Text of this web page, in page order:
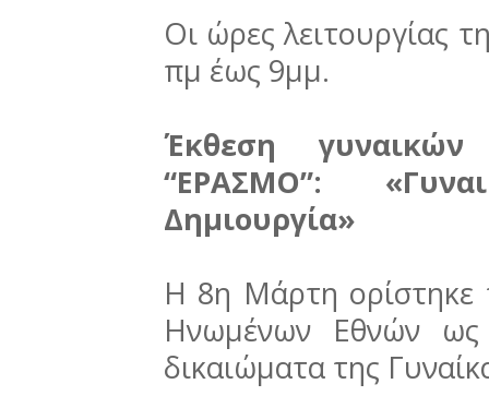
Οι ώρες λειτουργίας
πμ έως 9μμ.
Έκθεση
“ΕΡΑΣΜΟ”:
Δημιουργία»
Η 8η Μάρτη ορίστηκε
Ηνωμένων Εθνών
δικαιώματα της